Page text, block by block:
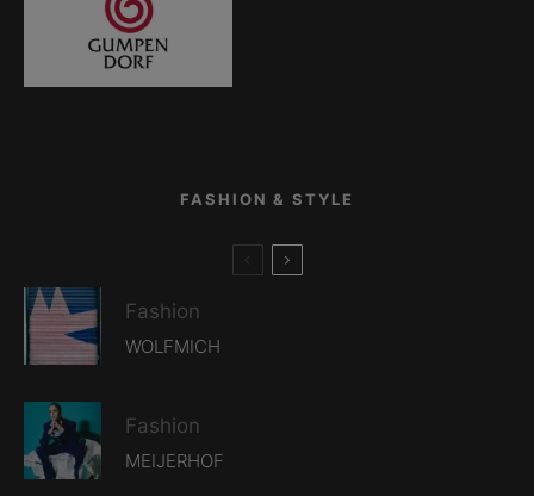
FASHION & STYLE
Fashion
WOLFMICH
Fashion
MEIJERHOF